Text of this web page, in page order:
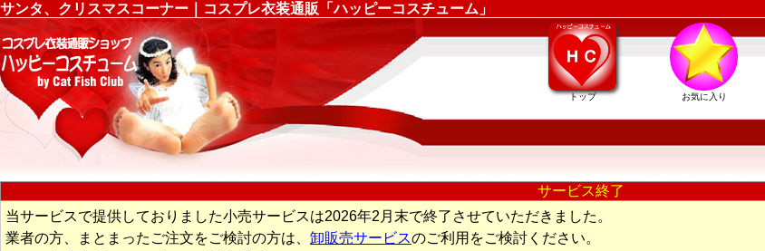
サンタ、クリスマスコーナー｜コスプレ衣装通販「ハッピーコスチューム」
トップ お気に入り
サービス終了
当サービスで提供しておりました小売サービスは2026年2月末で終了させていただきました。
業者の方、まとまったご注文をご検討の方は、 卸販売サービスのご利用をご検討ください。